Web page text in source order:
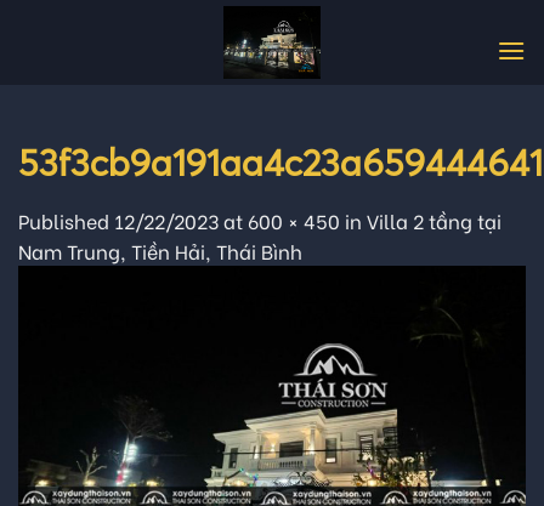
Published 12/22/2023at 600 × 450 in Villa 2 tầng tại
Nam Trung, Tiền Hải, Thái Bình